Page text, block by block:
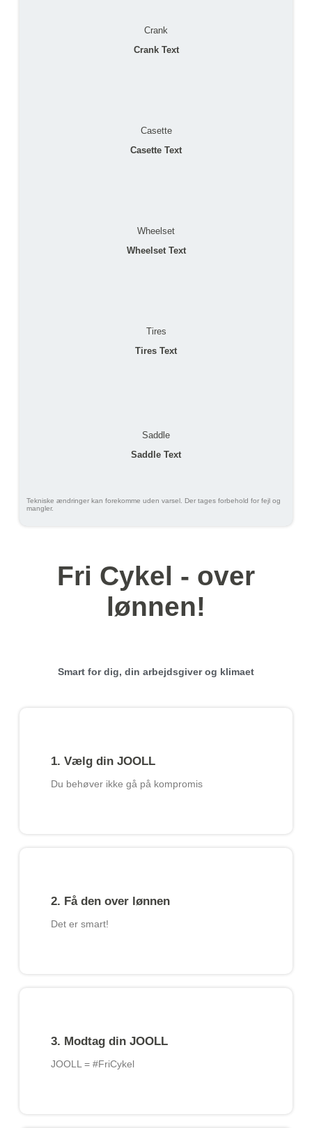
Crank
Crank Text
Casette
Casette Text
Wheelset
Wheelset Text
Tires
Tires Text
Saddle
Saddle Text
Tekniske ændringer kan forekomme uden varsel. Der tages forbehold for fejl og
mangler.
Fri Cykel - over
lønnen!
Smart for dig, din arbejdsgiver og klimaet
1. Vælg din JOOLL
Du behøver ikke gå på kompromis
2. Få den over lønnen
Det er smart!​
3. Modtag din JOOLL
JOOLL = #FriCykel​